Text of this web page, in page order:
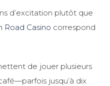
d’excitation plutôt que
Road Casino correspond
de jouer plusieurs
jusqu’à dix